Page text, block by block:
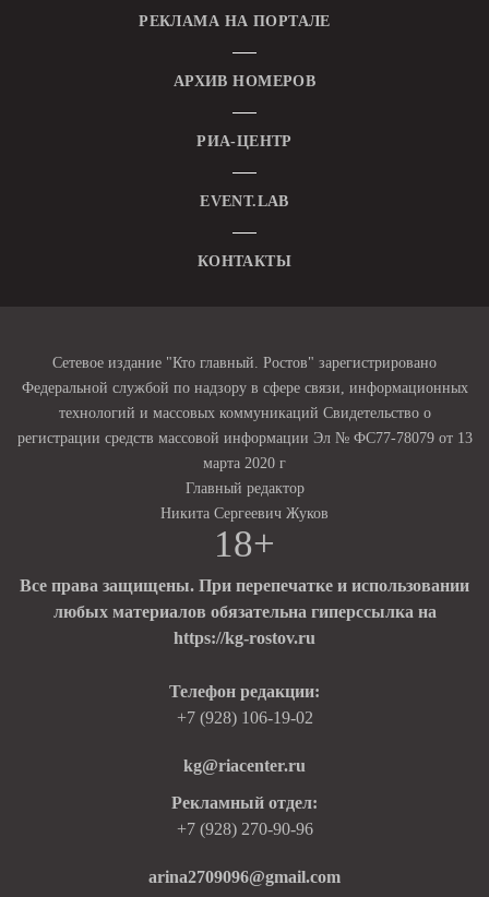
РЕКЛАМА НА ПОРТАЛЕ
АРХИВ НОМЕРОВ
РИА-ЦЕНТР
EVENT.LAB
КОНТАКТЫ
Сетевое издание "Кто главный. Ростов" зарегистрировано
Федеральной службой по надзору в сфере связи, информационных
технологий и массовых коммуникаций Свидетельство о
регистрации средств массовой информации Эл № ФС77-78079 от 13
марта 2020 г
Главный редактор
Никита Сергеевич Жуков
18+
Все права защищены. При перепечатке и использовании
любых материалов обязательна гиперссылка на
https://kg-rostov.ru
Телефон редакции:
+7 (928) 106-19-02
kg@riacenter.ru
Рекламный отдел:
+7 (928) 270-90-96
arina2709096@gmail.com